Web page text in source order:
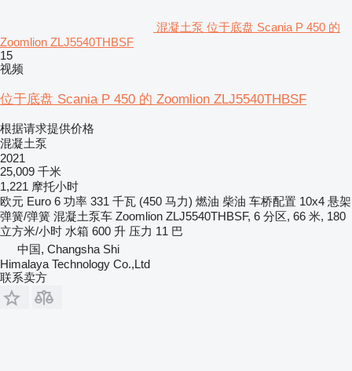
混凝土泵 位于底盘 Scania P 450 的
Zoomlion ZLJ5540THBSF
15
视频
位于底盘 Scania P 450 的 Zoomlion ZLJ5540THBSF
根据请求提供价格
混凝土泵
2021
25,009 千米
1,221 摩托小时
欧元 Euro 6 功率 331 千瓦 (450 马力) 燃油 柴油 车桥配置 10x4 悬架
弹簧/弹簧 混凝土泵车 Zoomlion ZLJ5540THBSF, 6 分区, 66 米, 180
立方米/小时 水箱 600 升 压力 11 巴
中国, Changsha Shi
Himalaya Technology Co.,Ltd
联系卖方